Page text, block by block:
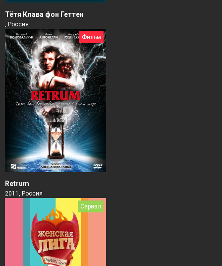
Тётя Клава фон Геттен
, Россия
Фильм
Retrum
2011, Россия
Сериал